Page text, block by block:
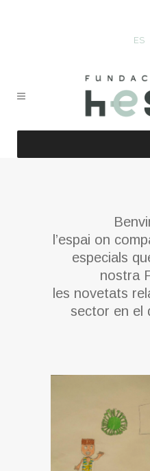
ES
l’espai on
especials
nostra
les novetats
sector en el